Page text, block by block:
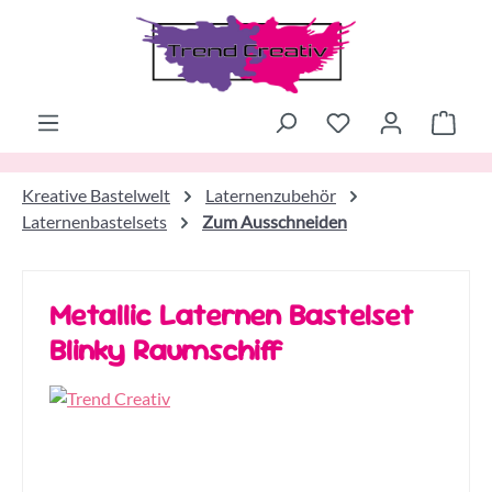
Zum Hauptinhalt springen
Kreative Bastelwelt
Laternenzubehör
Laternenbastelsets
Zum Ausschneiden
Metallic Laternen Bastelset
Blinky Raumschiff